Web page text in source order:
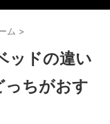
ム >
ッドの違い
っちがおす